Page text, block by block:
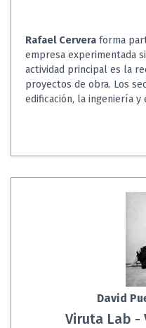
Rafael Cervera forma
empresa experimentada
actividad principal es la
proyectos de obra. Los
edificación, la ingeniería y
David
Viruta Lab -